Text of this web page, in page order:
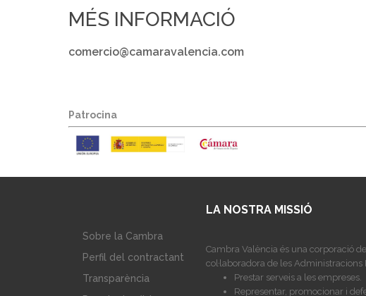
MÉS INFORMACIÓ
comercio@camaravalencia.com
Patrocina
Sobre la Cambra
Perfil del contractant
Transparència
LA NOSTRA MISSIÓ
Cambra València és una corporació
col·laboradora de les
Prestar serveis a les empreses.
Representar, promocionar i